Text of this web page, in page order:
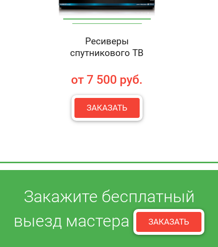
Ресиверы
спутникового ТВ
от 7 500 руб.
ЗАКАЗАТЬ
Закажите бесплатный
выезд мастера
ЗАКАЗАТЬ